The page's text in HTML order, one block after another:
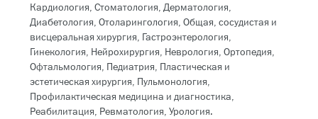
Кардиология, Стоматология, Дерматология,
Диабетология, Отоларингология, Общая, сосудистая и
висцеральная хирургия, Гастроэнтерология,
Гинекология, Нейрохирургия, Неврология, Ортопедия,
Офтальмология, Педиатрия, Пластическая и
эстетическая хирургия, Пульмонология,
Профилактическая медицина и диагностика,
Реабилитация, Ревматология, Урология.